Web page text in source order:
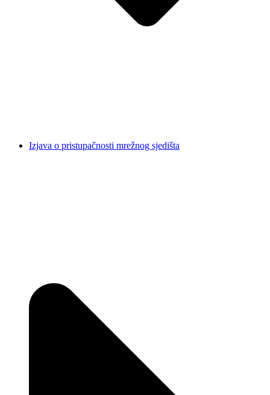
Izjava o pristupačnosti mrežnog sjedišta